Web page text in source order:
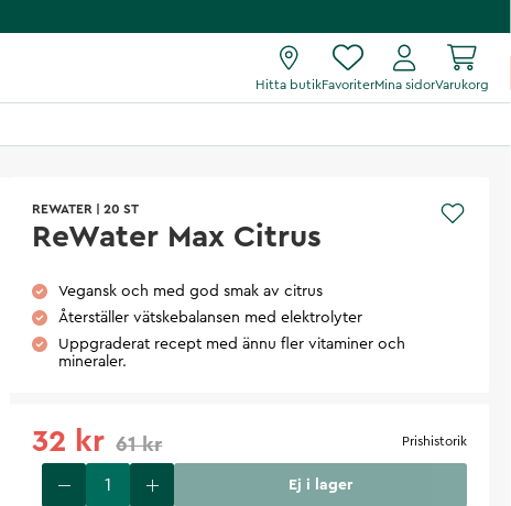
Hitta butikFavoriterMina sidorVarukorg
REWATER 20 ST
ReWater Max Citrus
Vegansk och med god smak av citrus
Återställer vätskebalansen med elektrolyter
Uppgraderat recept med ännu fler vitaminer och
mineraler.
32 kr 61 kr Prishistorik
Ej i lager